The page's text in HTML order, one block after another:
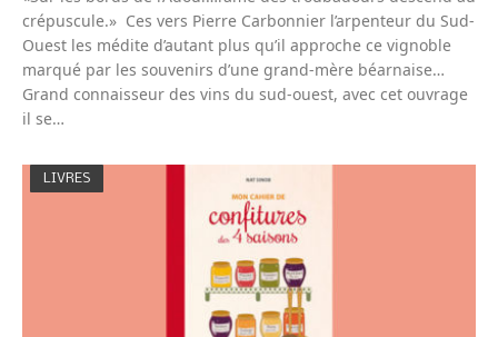
crépuscule.» Ces vers Pierre Carbonnier l’arpenteur du Sud-
Ouest les médite d’autant plus qu’il approche ce vignoble
marqué par les souvenirs d’une grand-mère béarnaise…
Grand connaisseur des vins du sud-ouest, avec cet ouvrage
il se…
LIVRES